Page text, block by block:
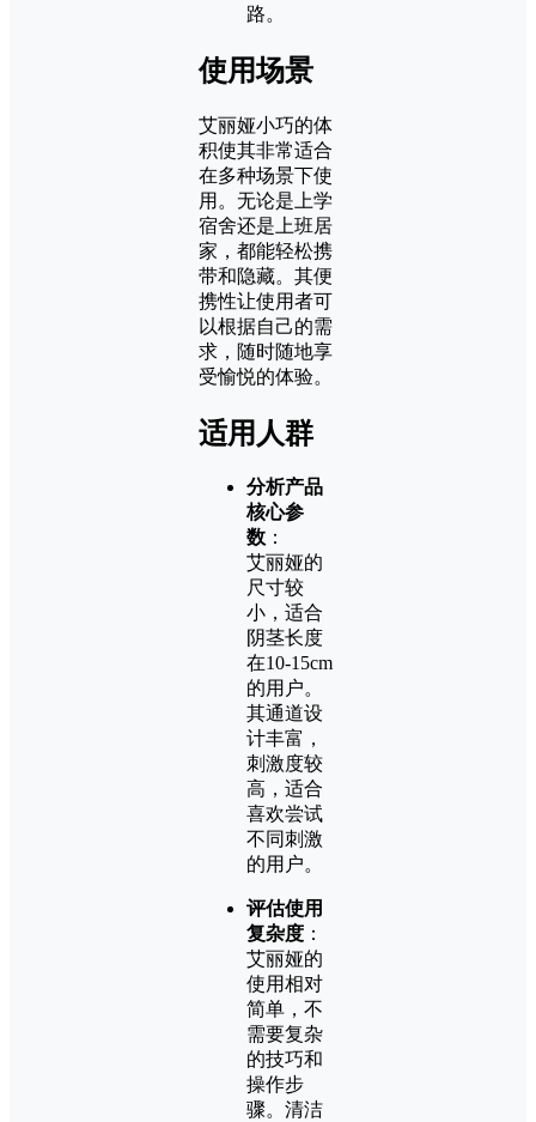
路。
使用场景
艾丽娅小巧的体
积使其非常适合
在多种场景下使
用。无论是上学
宿舍还是上班居
家，都能轻松携
带和隐藏。其便
携性让使用者可
以根据自己的需
求，随时随地享
受愉悦的体验。
适用人群
分析产品
核心参
数 ：
艾丽娅的
尺寸较
小，适合
阴茎长度
在10-15cm
的用户。
其通道设
计丰富，
刺激度较
高，适合
喜欢尝试
不同刺激
的用户。
评估使用
复杂度 ：
艾丽娅的
使用相对
简单，不
需要复杂
的技巧和
操作步
骤。清洁